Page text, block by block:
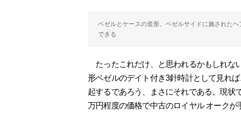
ベゼルとケースの造形。ベゼルサイドに施された
できる
たったこれだけ、と思われるかもしれな
形ベゼルのデイト付き3針時計として見れ
起するであろう、まさにそれである。現状
万円程度の価格で中古のロイヤル オークが